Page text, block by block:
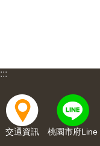
:::
交通資訊 桃園市府Line